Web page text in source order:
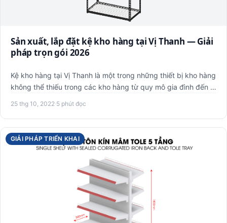
Sản xuất, lắp đặt kệ kho hàng tại Vị Thanh — Giải
pháp trọn gói 2026
Kệ kho hàng tại Vị Thanh là một trong những thiết bị kho hàng
không thể thiếu trong các kho hàng từ quy mô gia đình đến …
25 thg 10, 2022·5 phút đọc
GIẢI PHÁP TRIỂN KHAI